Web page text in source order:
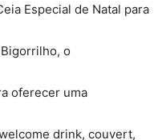
Especial de Natal para
o
oferecer uma
drink, couvert,